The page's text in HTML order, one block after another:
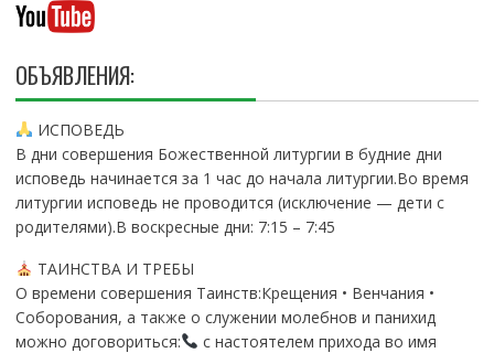
ОБЪЯВЛЕНИЯ:
ИСПОВЕДЬ
В дни совершения Божественной литургии в будние дни
исповедь начинается за 1 час до начала литургии.Во время
литургии исповедь не проводится (исключение — дети с
родителями).В воскресные дни: 7:15 – 7:45
ТАИНСТВА И ТРЕБЫ
О времени совершения Таинств:Крещения • Венчания •
Соборования, а также о служении молебнов и панихид
можно договориться:
с настоятелем прихода во имя